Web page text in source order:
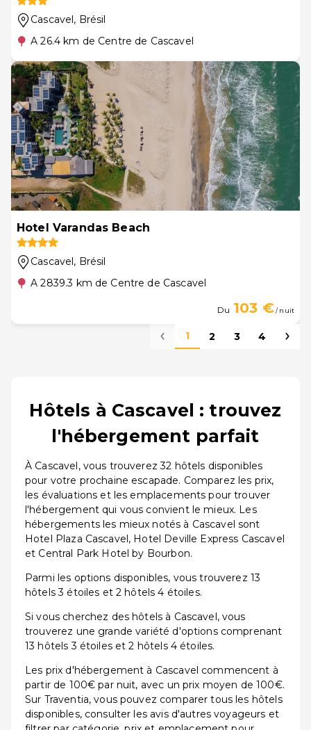
Cascavel, Brésil
A 26.4 km de Centre de Cascavel
Hotel Varandas Beach
Cascavel, Brésil
A 2839.3 km de Centre de Cascavel
Du 103 €/ nuit
1 2 3 4
Hôtels à Cascavel : trouvez
l'hébergement parfait
À Cascavel, vous trouverez 32 hôtels disponibles
pour votre prochaine escapade. Comparez les prix,
les évaluations et les emplacements pour trouver
l'hébergement qui vous convient le mieux. Les
hébergements les mieux notés à Cascavel sont
Hotel Plaza Cascavel, Hotel Deville Express Cascavel
et Central Park Hotel by Bourbon.
Parmi les options disponibles, vous trouverez 13
hôtels 3 étoiles et 2 hôtels 4 étoiles.
Si vous cherchez des hôtels à Cascavel, vous
trouverez une grande variété d'options comprenant
13 hôtels 3 étoiles et 2 hôtels 4 étoiles.
Les prix d'hébergement à Cascavel commencent à
partir de 100€ par nuit, avec un prix moyen de 100€.
Sur Traventia, vous pouvez comparer tous les hôtels
disponibles, consulter les avis d'autres voyageurs et